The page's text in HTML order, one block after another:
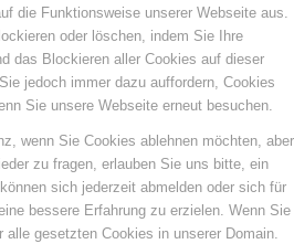
die Funktionsweise unserer Webseite aus.
oder löschen, indem Sie Ihre
das Blockieren aller Cookies auf dieser
jedoch immer dazu auffordern, Cookies
Sie unsere Webseite erneut besuchen.
wenn Sie Cookies ablehnen möchten, aber
zu fragen, erlauben Sie uns bitte, ein
sich jederzeit abmelden oder sich für
bessere Erfahrung zu erzielen. Wenn Sie
alle gesetzten Cookies in unserer Domain.